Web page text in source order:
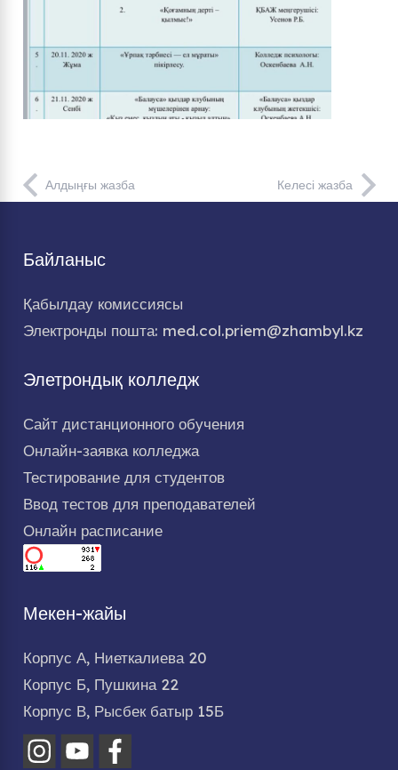
Алдыңғы жазба Келесі жазба
Байланыс
Қабылдау комиссиясы
Электронды пошта: med.col.priem@zhambyl.kz
Элетрондық колледж
Сайт дистанционного обучения
Онлайн-заявка колледжа
Тестирование для студентов
Ввод тестов для преподавателей
Онлайн расписание
Мекен-жайы
Корпус А, Ниеткалиева 20
Корпус Б, Пушкина 22
Корпус В, Рысбек батыр 15Б